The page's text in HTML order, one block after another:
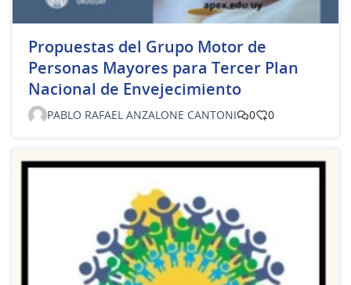
Propuestas del Grupo Motor de
Personas Mayores para Tercer Plan
Nacional de Envejecimiento
PABLO RAFAEL ANZALONE CANTONI 0 0